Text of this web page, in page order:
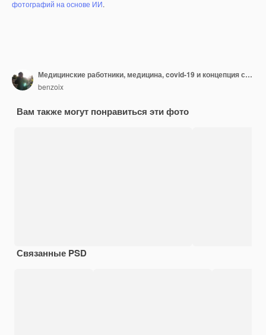
фотографий на основе ИИ.
Медицинские работники, медицина, covid-19 и концепция самокарантина при пандемии. Улыбающийся привлекательный врач в скрабах и очках, стетоскоп на шее, скрестив грудь, готовый помочь пациентам
benzoix
Вам также могут понравиться эти фото
Связанные PSD